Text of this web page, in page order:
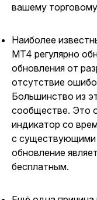
вашему
Наиболее
MT4 регулярно
обновления от
отсутствие
Большинство из
сообществе. Это
индикатор со
с существующими
обновление
бесплатным.